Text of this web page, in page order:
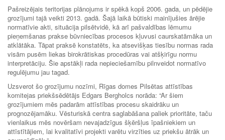
Pašreizējais teritorijas plānojums ir spēkā kopš 2006. gada, un pēdējie
grozījumi tajā veikti 2013. gadā. Šajā laikā būtiski mainījušies ārējie
normatīvie akti, situācija pilsētvidē, kā arī pašvaldības lēmumu
pieņemšanas prakse būvniecības procesos kļuvusi caurskatāmāka un
atklātāka. Tāpat praksē konstatēts, ka atsevišķas tiesību normas rada
visām pusēm liekas birokrātiskas procedūras vai atšķirīgu normu
interpretāciju. Šie apstākļi rada nepieciešamību pilnveidot normatīvo
regulējumu jau tagad.
Uzsverot šo grozījumu nozīmi, Rīgas domes Pilsētas attīstības
komitejas priekšsēdētājs Edgars Bergholcs norāda: “Ar šiem
grozījumiem mēs padarām attīstības procesu skaidrāku un
prognozējamāku. Vēsturiskā centra saglabāšana paliek prioritāte, taču
vienlaikus mēs novēršam nevajadzīgus šķēršļus īpašniekiem un
attīstītājiem, lai kvalitatīvi projekti varētu virzīties uz priekšu ātrāk un